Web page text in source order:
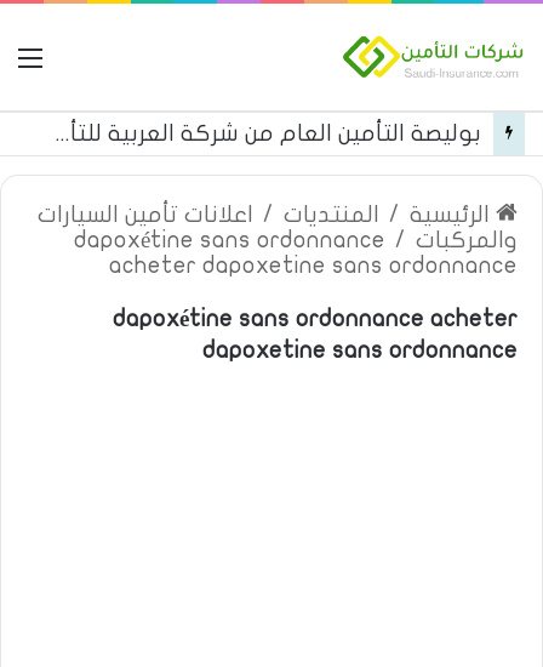
بوليصة التأمين العام من شركة العربية للتأمين
الرئيسية / المنتديات /
اعلانات تأمين السيارات
والمركبات /
dapoxétine sans ordonnance
acheter dapoxetine sans ordonnance
dapoxétine sans ordonnance acheter
dapoxetine sans ordonnance